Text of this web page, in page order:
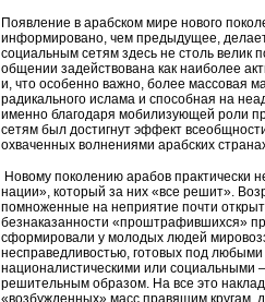
Появление в арабском мире нового
информировано, чем предыдущее,
социальным сетям здесь не столь велик
общении задействована как наиболее
и, что особенно важно, более массовая
радикального ислама и способная на
именно благодаря мобилизующей роли
сетям был достигнут эффект
охваченных волнениями арабских
Новому поколению арабов практически
нации», который за них «все решит».
помноженные на неприятие почти
безнаказанности «проштрафившихся»
сформировали у молодых людей
несправедливостью, готовых под
националистическими или социальными
решительным образом. На все это
«возбужденных» масс правящим кругам,